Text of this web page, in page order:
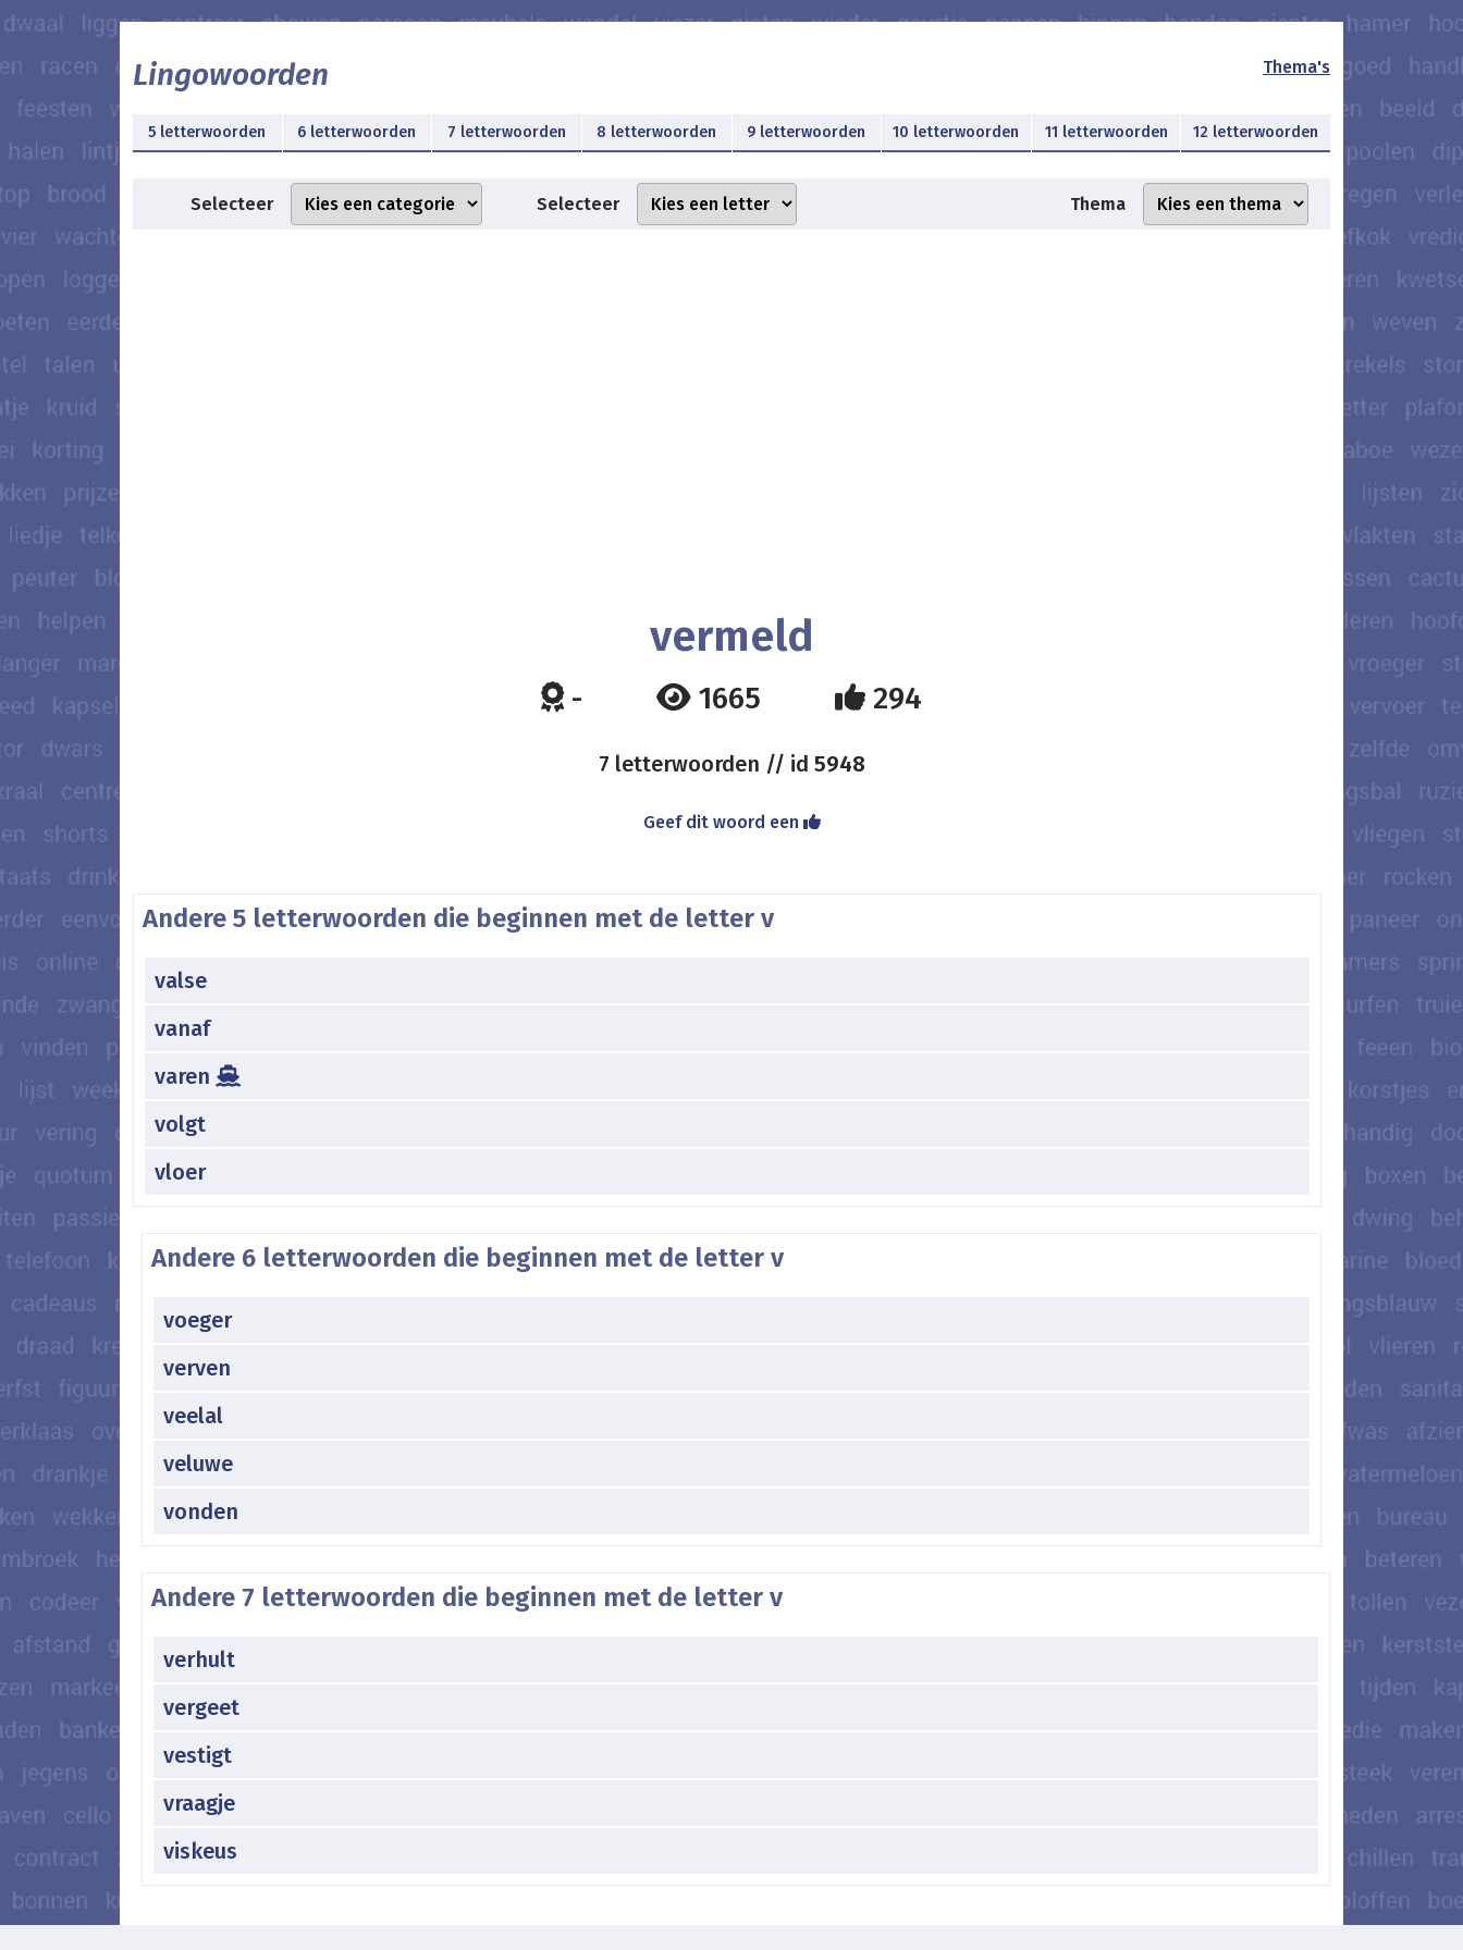
Lingowoorden Thema's
5 letterwoorden 6 letterwoorden 7 letterwoorden 8 letterwoorden 9 letterwoorden 10 letterwoorden 11 letterwoorden 12 letterwoorden
Selecteer Selecteer Thema
vermeld
- 1665 294
7 letterwoorden // id 5948
Geef dit woord een
Andere 5 letterwoorden die beginnen met de letter v
valse
vanaf
varen
volgt
vloer
Andere 6 letterwoorden die beginnen met de letter v
voeger
verven
veelal
veluwe
vonden
Andere 7 letterwoorden die beginnen met de letter v
verhult
vergeet
vestigt
vraagje
viskeus